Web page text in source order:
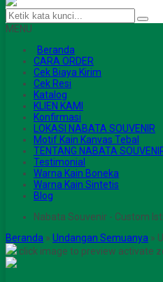
MENU
Beranda
CARA ORDER
Cek Biaya Kirim
Cek Resi
Katalog
KLIEN KAMI
Konfirmasi
LOKASI NABATA SOUVENIR
Motif Kain Kanvas Tebal
TENTANG NABATA
Testimonial
Warna Kain Boneka
Warna Kain Sintetis
Blog
Nabata Souvenir - Custom
Beranda » Undangan Semuanya »
click image to preview activate